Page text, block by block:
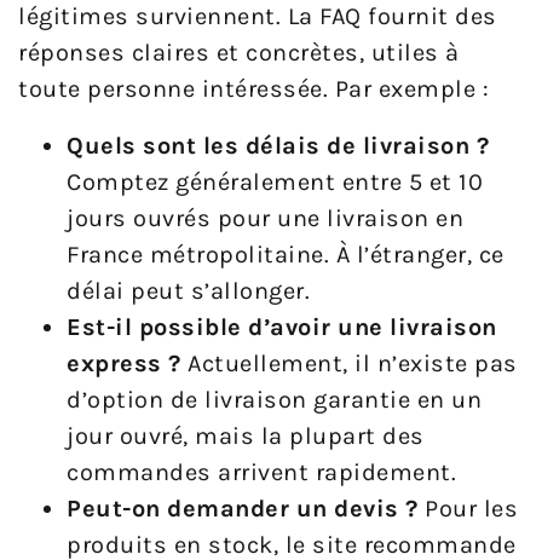
légitimes surviennent. La FAQ fournit des
réponses claires et concrètes, utiles à
toute personne intéressée. Par exemple :
Quels sont les délais de livraison ?
Comptez généralement entre 5 et 10
jours ouvrés pour une livraison en
France métropolitaine. À l’étranger, ce
délai peut s’allonger.
Est-il possible d’avoir une livraison
express ? Actuellement, il n’existe pas
d’option de livraison garantie en un
jour ouvré, mais la plupart des
commandes arrivent rapidement.
Peut-on demander un devis ? Pour les
produits en stock, le site recommande